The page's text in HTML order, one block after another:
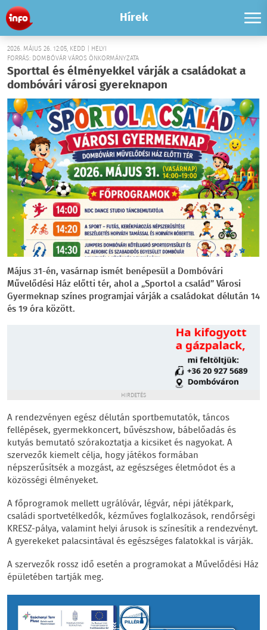
Hírek
2026. MÁJUS 26. 12:05, KEDD | HELYI
FORRÁS: DOMBÓVÁR VÁROS ÖNKORMÁNYZATA
Sporttal és élményekkel várják a családokat a
dombóvári városi gyereknapon
Május 31-én, vasárnap ismét benépesül a Dombóvári
Művelődési Ház előtti tér, ahol a „Sportol a család” Városi
Gyermeknap színes programjai várják a családokat délután 14
és 19 óra között.
HIRDETÉS
A rendezvényen egész délután sportbemutatók, táncos
fellépések, gyermekkoncert, bűvészshow, bábelőadás és
kutyás bemutató szórakoztatja a kicsiket és nagyokat. A
szervezők kiemelt célja, hogy játékos formában
népszerűsítsék a mozgást, az egészséges életmódot és a
közösségi élményeket.
A főprogramok mellett ugrálóvár, légvár, népi játékpark,
családi sportvetélkedők, kézműves foglalkozások, rendőrségi
KRESZ-pálya, valamint helyi árusok is színesítik a rendezvényt.
A gyerekeket palacsintával és egészséges falatokkal is várják.
A szervezők rossz idő esetén a programokat a Művelődési Ház
épületében tartják meg.